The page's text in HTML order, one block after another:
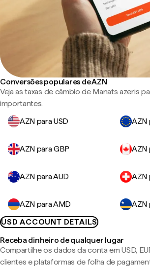
Conversões populares de AZN
Veja as taxas de câmbio de Manats azeris
importantes.
AZN para USD
AZN
AZN para GBP AZN
AZN para AUD AZN
AZN para AMD
AZN
USD ACCOUNT DETAILS
Receba dinheiro de qualquer lugar
Compartilhe os dados da conta em USD,
clientes e plataformas de folha de